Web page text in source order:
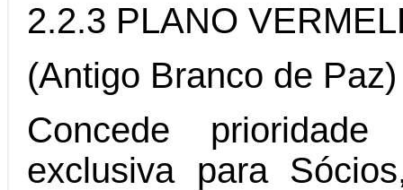
2.2.3 PLANO
(Antigo Branco de Paz)
Concede
exclusiva para